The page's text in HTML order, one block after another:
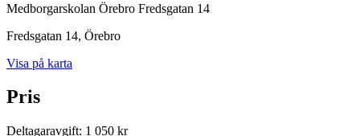
Medborgarskolan Örebro Fredsgatan 14
Fredsgatan 14, Örebro
Visa på karta
Pris
Deltagaravgift: 1 050 kr